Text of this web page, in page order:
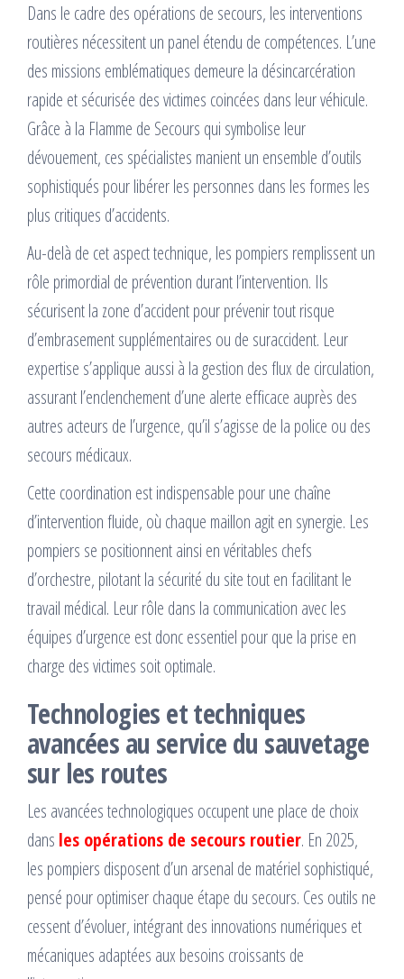
Dans le cadre des opérations de secours, les interventions
routières nécessitent un panel étendu de compétences. L’une
des missions emblématiques demeure la désincarcération
rapide et sécurisée des victimes coincées dans leur véhicule.
Grâce à la Flamme de Secours qui symbolise leur
dévouement, ces spécialistes manient un ensemble d’outils
sophistiqués pour libérer les personnes dans les formes les
plus critiques d’accidents.
Au-delà de cet aspect technique, les pompiers remplissent un
rôle primordial de prévention durant l’intervention. Ils
sécurisent la zone d’accident pour prévenir tout risque
d’embrasement supplémentaires ou de suraccident. Leur
expertise s’applique aussi à la gestion des flux de circulation,
assurant l’enclenchement d’une alerte efficace auprès des
autres acteurs de l’urgence, qu’il s’agisse de la police ou des
secours médicaux.
Cette coordination est indispensable pour une chaîne
d’intervention fluide, où chaque maillon agit en synergie. Les
pompiers se positionnent ainsi en véritables chefs
d’orchestre, pilotant la sécurité du site tout en facilitant le
travail médical. Leur rôle dans la communication avec les
équipes d’urgence est donc essentiel pour que la prise en
charge des victimes soit optimale.
Technologies et techniques
avancées au service du sauvetage
sur les routes
Les avancées technologiques occupent une place de choix
dans les opérations de secours routier. En 2025,
les pompiers disposent d’un arsenal de matériel sophistiqué,
pensé pour optimiser chaque étape du secours. Ces outils ne
cessent d’évoluer, intégrant des innovations numériques et
mécaniques adaptées aux besoins croissants de